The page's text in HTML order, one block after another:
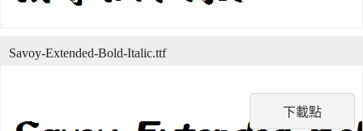
下載點
Savoy-Extended-Bold-Italic.ttf